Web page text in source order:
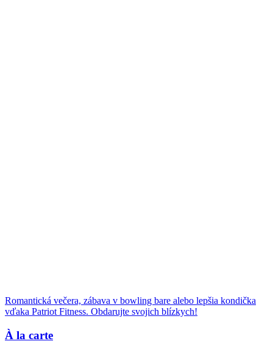
Romantická večera, zábava v bowling bare alebo lepšia kondička
vďaka Patriot Fitness. Obdarujte svojich blízkych!
À la carte